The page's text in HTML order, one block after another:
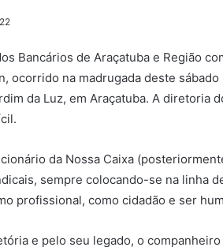
Bancários de Araçatuba e Região
ocorrido na madrugada deste
da Luz, em Araçatuba. A diretoria
da Nossa Caixa
sempre colocando-se na linha
profissional, como cidadão e ser
e pelo seu legado, o